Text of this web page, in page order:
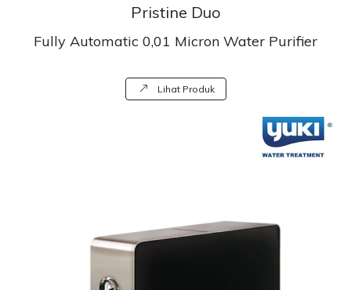
Pristine Duo
Fully Automatic 0,01 Micron Water Purifier
Lihat Produk